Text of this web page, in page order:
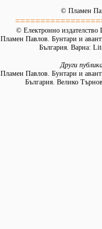
© Пламен
© Електронно издателство
Пламен Павлов. Бунтари и
България. Варна:
Други
Пламен Павлов. Бунтари и
България. Велико